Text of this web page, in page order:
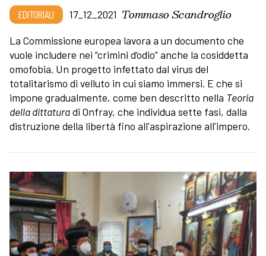
EDITORIALI 17_12_2021 Tommaso Scandroglio
La Commissione europea lavora a un documento che
vuole includere nei “crimini d’odio” anche la cosiddetta
omofobia. Un progetto infettato dal virus del
totalitarismo di velluto in cui siamo immersi. E che si
impone gradualmente, come ben descritto nella Teoria
della dittaturadi Onfray, che individua sette fasi, dalla
distruzione della libertà fino all'aspirazione all'impero.